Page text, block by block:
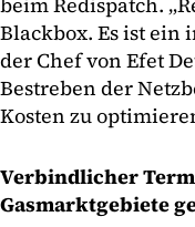
Blackbox. Es ist ein
der Chef von Efet
Bestreben der
Kosten zu
Verbindlicher
Gasmarktgebiete